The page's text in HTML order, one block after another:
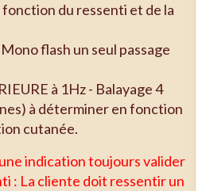
du ressenti et de la
flash un seul passage
à 1Hz - Balayage 4
à déterminer en fonction
cutanée.
indication toujours valider
: La cliente doit ressentir un